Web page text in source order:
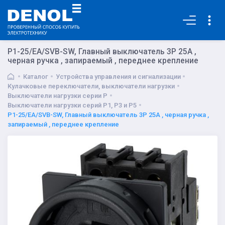
P1-25/EA/SVB-SW, Главный выключатель 3P 25A ,
черная ручка , запираемый , переднее крепление
Каталог
Устройства управления и сигнализации
Кулачковые переключатели, выключатели нагрузки
Выключатели нагрузки серии P
Выключатели нагрузки серий P1, P3 и P5
P1-25/EA/SVB-SW, Главный выключатель 3P 25A , черная ручка ,
запираемый , переднее крепление